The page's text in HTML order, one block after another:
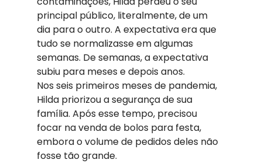
principal público, literalmente, de um
dia para o outro. A expectativa era que
tudo se normalizasse em algumas
semanas. De semanas, a expectativa
subiu para meses e depois anos.
Nos seis primeiros meses de pandemia,
Hilda priorizou a segurança de sua
família. Após esse tempo, precisou
focar na venda de bolos para festa,
embora o volume de pedidos deles não
fosse tão grande.